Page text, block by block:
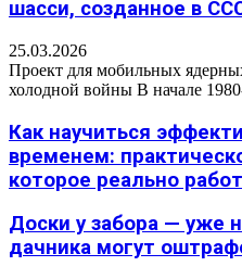
шасси, созданное в
25.03.2026
Проект для мобильных
холодной войны В начале
Как научиться
временем:
которое реально
Доски у забора — уже
дачника могут